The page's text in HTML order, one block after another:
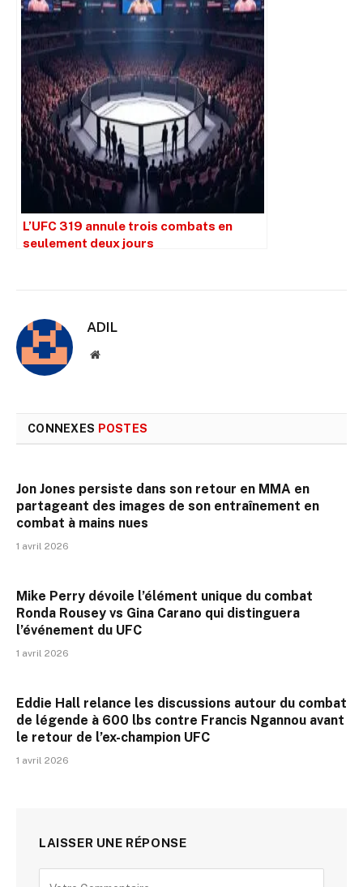
L’UFC 319 annule trois combats en
seulement deux jours
ADIL
Site
CONNEXES POSTES
Jon Jones persiste dans son retour en MMA en
partageant des images de son entraînement en
combat à mains nues
1 avril 2026
Mike Perry dévoile l’élément unique du combat
Ronda Rousey vs Gina Carano qui distinguera
l’événement du UFC
1 avril 2026
Eddie Hall relance les discussions autour du combat
de légende à 600 lbs contre Francis Ngannou avant
le retour de l’ex-champion UFC
1 avril 2026
LAISSER UNE RÉPONSE